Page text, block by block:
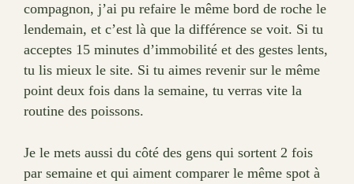
compagnon, j’ai pu refaire le même bord de roche le
lendemain, et c’est là que la différence se voit. Si tu
acceptes 15 minutes d’immobilité et des gestes lents,
tu lis mieux le site. Si tu aimes revenir sur le même
point deux fois dans la semaine, tu verras vite la
routine des poissons.
Je le mets aussi du côté des gens qui sortent 2 fois
par semaine et qui aiment comparer le même spot à